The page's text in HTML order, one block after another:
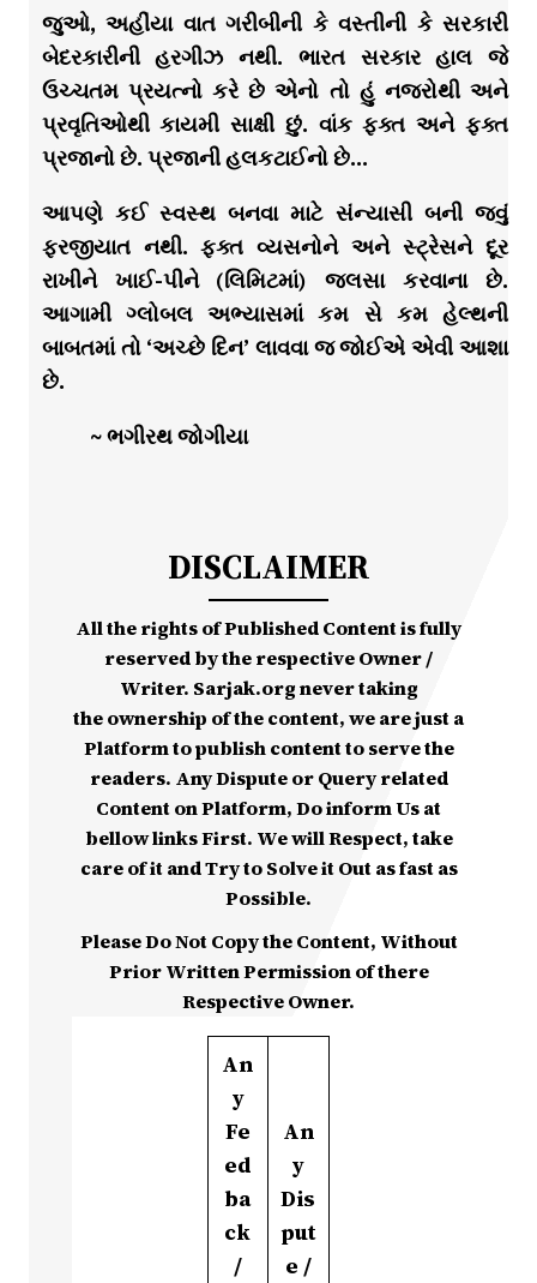
જુઓ, અહીંયા વાત ગરીબીની કે વસ્તીની કે સરકારી
બેદરકારીની હરગીઝ નથી. ભારત સરકાર હાલ જે
ઉચ્ચતમ પ્રયત્નો કરે છે એનો તો હું નજરોથી અને
પ્રવૃતિઓથી કાયમી સાક્ષી છું. વાંક ફક્ત અને ફક્ત
પ્રજાનો છે. પ્રજાની હલકટાઈનો છે…
આપણે કઈ સ્વસ્થ બનવા માટે સંન્યાસી બની જવું
ફરજીયાત નથી. ફક્ત વ્યસનોને અને સ્ટ્રેસને દૂર
રાખીને ખાઈ-પીને (લિમિટમાં) જલસા કરવાના છે.
આગામી ગ્લોબલ અભ્યાસમાં કમ સે કમ હેલ્થની
બાબતમાં તો ‘અચ્છે દિન’ લાવવા જ જોઈએ એવી આશા
છે.
~ ભગીરથ જોગીયા
DISCLAIMER
All the rights of Published Content is fully
reserved by the respective Owner /
Writer. Sarjak.org never taking
the ownership of the content, we are just a
Platform to publish content to serve the
readers. Any Dispute or Query related
Content on Platform, Do inform Us at
bellow links First. We will Respect, take
care of it and Try to Solve it Out as fast as
Possible.
Please Do Not Copy the Content, Without
Prior Written Permission of there
Respective Owner.
An
y
Fe
ed
ba
ck
/
An
y
Dis
put
e /